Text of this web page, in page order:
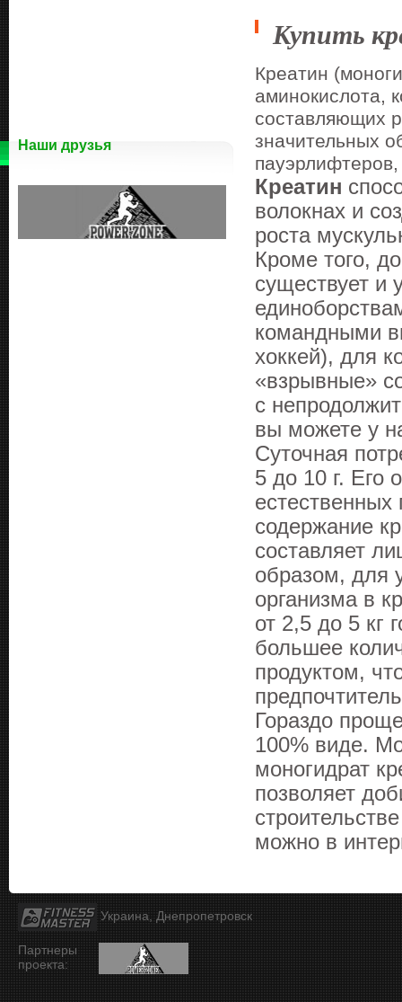
Наши друзья
Купить
Креатин
аминокислота,
составляющих
значительных
Креатин
волокнах и
роста
Кроме того,
существует и
командными
хоккей), для
«взрывные»
с
вы можете у
Суточная
5 до 10 г. Его
естественных
содержание
составляет
образом, для
организма в
от 2,5 до 5 кг
большее
продуктом,
Гораздо
100% виде.
моногидрат
позволяет
можно в
Украина, Днепропетровск
Партнеры
проекта: